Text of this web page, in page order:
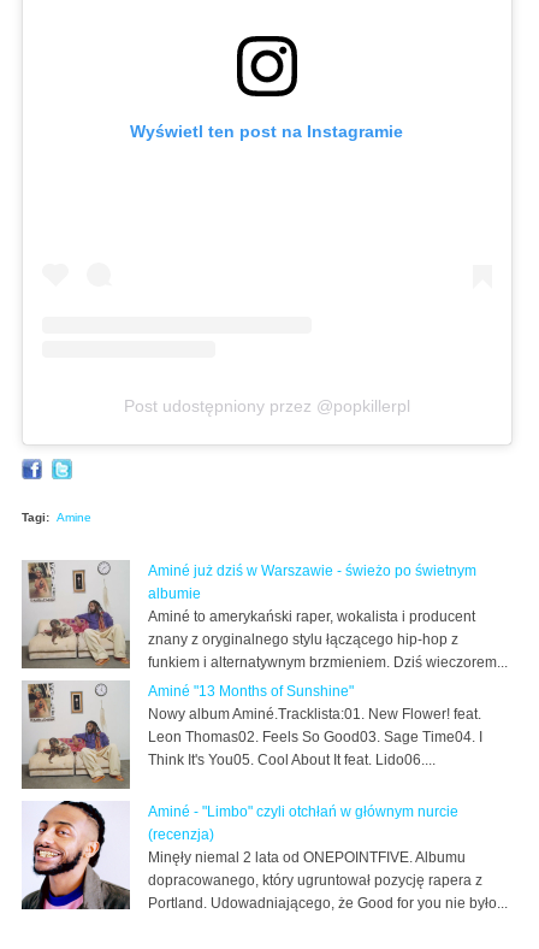
Wyświetl ten post na Instagramie
Post udostępniony przez @popkillerpl
Tagi: Amine
Aminé już dziś w Warszawie - świeżo po świetnym
albumie
Aminé to amerykański raper, wokalista i producent
znany z oryginalnego stylu łączącego hip-hop z
funkiem i alternatywnym brzmieniem. Dziś wieczorem...
Aminé "13 Months of Sunshine"
Nowy album Aminé.Tracklista:01. New Flower! feat.
Leon Thomas02. Feels So Good03. Sage Time04. I
Think It's You05. Cool About It feat. Lido06....
Aminé - "Limbo" czyli otchłań w głównym nurcie
(recenzja)
Minęły niemal 2 lata od ONEPOINTFIVE. Albumu
dopracowanego, który ugruntował pozycję rapera z
Portland. Udowadniającego, że Good for you nie było...